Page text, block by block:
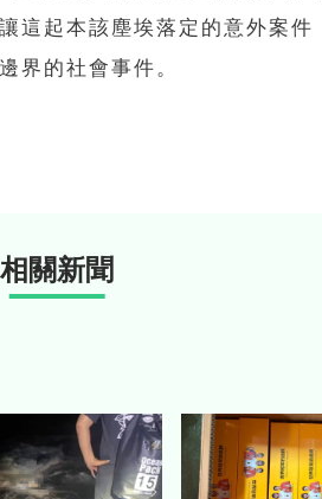
這起本該塵埃落定的意外案件
界的社會事件。
相關新聞